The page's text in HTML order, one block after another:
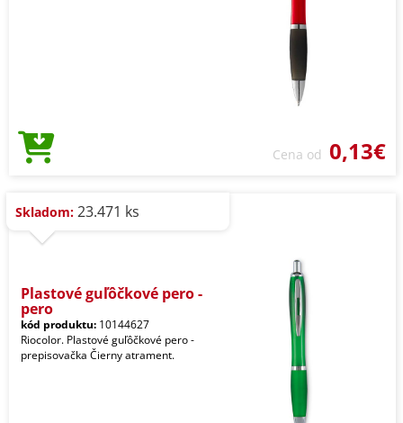
Cena od 0,13€
Skladom: 23.471 ks
Plastové guľôčkové pero -
pero
kód produktu: 10144627
Riocolor. Plastové guľôčkové pero -
prepisovačka Čierny atrament.